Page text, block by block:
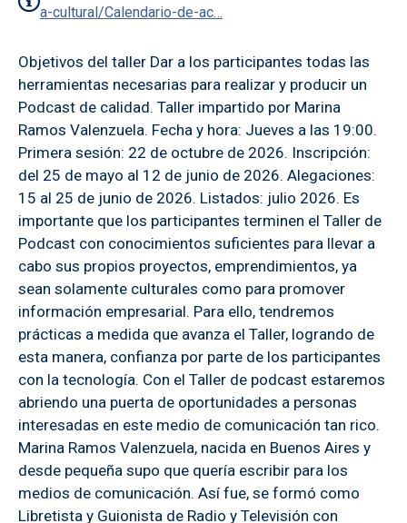
a-cultural/Calendario-de-ac…
Objetivos del taller Dar a los participantes todas las
herramientas necesarias para realizar y producir un
Podcast de calidad. Taller impartido por Marina
Ramos Valenzuela. Fecha y hora: Jueves a las 19:00.
Primera sesión: 22 de octubre de 2026. Inscripción:
del 25 de mayo al 12 de junio de 2026. Alegaciones:
15 al 25 de junio de 2026. Listados: julio 2026. Es
importante que los participantes terminen el Taller de
Podcast con conocimientos suficientes para llevar a
cabo sus propios proyectos, emprendimientos, ya
sean solamente culturales como para promover
información empresarial. Para ello, tendremos
prácticas a medida que avanza el Taller, logrando de
esta manera, confianza por parte de los participantes
con la tecnología. Con el Taller de podcast estaremos
abriendo una puerta de oportunidades a personas
interesadas en este medio de comunicación tan rico.
Marina Ramos Valenzuela, nacida en Buenos Aires y
desde pequeña supo que quería escribir para los
medios de comunicación. Así fue, se formó como
Libretista y Guionista de Radio y Televisión con